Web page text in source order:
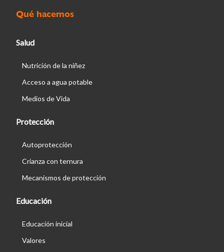
Qué hacemos
Salud
Nutrición de la niñez
Acceso a agua potable
Medios de Vida
Protección
Autoprotección
Crianza con ternura
Mecanismos de protección
Educación
Educación inicial
Valores